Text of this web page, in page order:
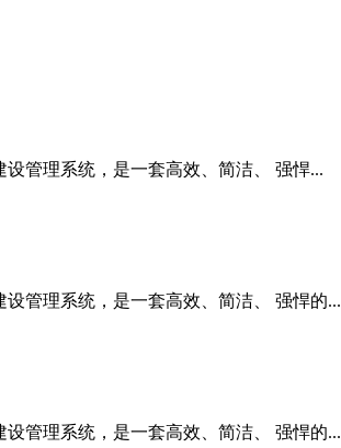
管理系统，是一套高效、简洁、 强悍...
管理系统，是一套高效、简洁、 强悍的...
管理系统，是一套高效、简洁、 强悍的...